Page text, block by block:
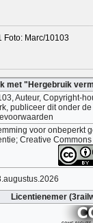
Foto: Marc/10103
met "Hergebruik
Auteur, Copyright-
publiceer dit onder
voor onbeperkt
Creative
Licentienemer